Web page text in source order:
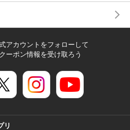
アカウントをフォローして
ーポン情報を受け取ろう
リ